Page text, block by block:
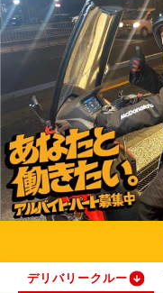
デリバリークルー